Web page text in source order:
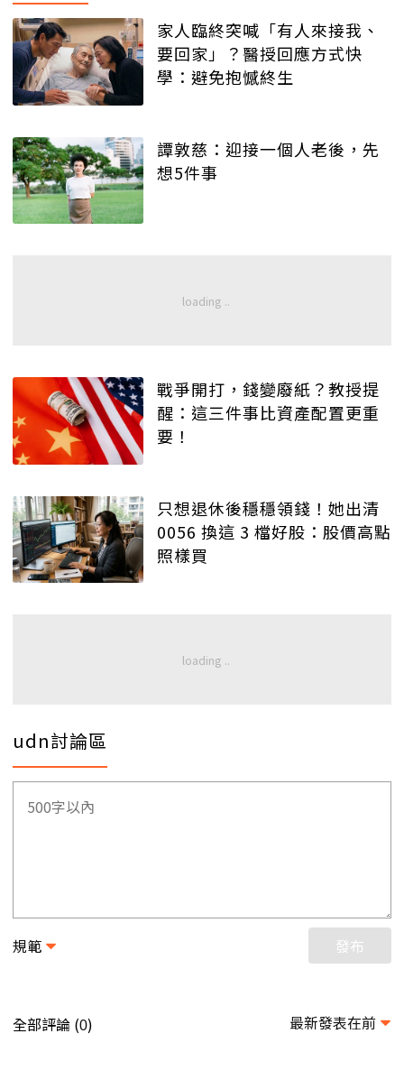
家人臨終突喊「有人來接我、
要回家」？醫授回應方式快
學：避免抱憾終生
譚敦慈：迎接一個人老後，先
想5件事
戰爭開打，錢變廢紙？教授提
醒：這三件事比資產配置更重
要！
只想退休後穩穩領錢！她出清
0056 換這 3 檔好股：股價高點
照樣買
udn討論區
規範 發布
全部評論 (0) 最新發表在前